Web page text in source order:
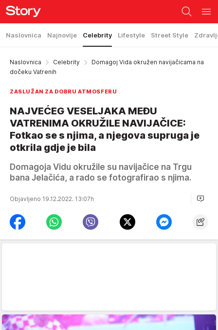
Naslovnica Najnovije Celebrity Lifestyle Street Style
Naslovnica Celebrity
Domagoj Vida okružen navijačicama na
dočeku Vatrenih
ZASLUŽAN ZA DOBRU ATMOSFERU
NAJVEĆEG VESELJAKA MEĐU
VATRENIMA OKRUŽILE NAVIJAČICE:
Fotkao se s njima, a njegova supruga je
otkrila gdje je bila
Domagoja Vidu okružile su navijačice na Trgu
bana Jelačića, a rado se fotografirao s njima.
Objavljeno 19.12.2022. 13:07h